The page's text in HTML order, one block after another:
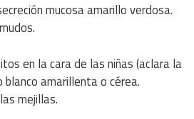
mucosa amarillo verdosa.
en la cara de las niñas (aclara la
amarillenta o cérea.
mejillas.